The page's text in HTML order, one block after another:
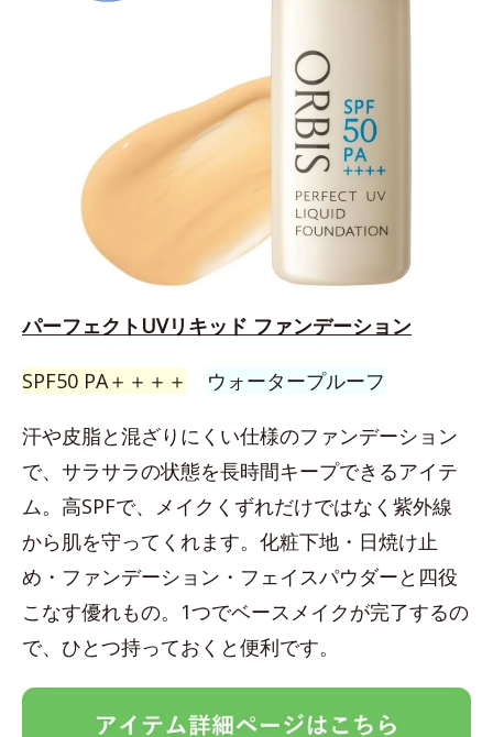
パーフェクトUVリキッド ファンデーション
SPF50 PA＋＋＋＋ ウォータープルーフ
汗や皮脂と混ざりにくい仕様のファンデーション
で、サラサラの状態を長時間キープできるアイテ
ム。高SPFで、メイクくずれだけではなく紫外線
から肌を守ってくれます。化粧下地・日焼け止
め・ファンデーション・フェイスパウダーと四役
こなす優れもの。1つでベースメイクが完了するの
で、ひとつ持っておくと便利です。